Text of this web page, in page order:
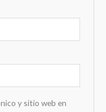
y sitio web en